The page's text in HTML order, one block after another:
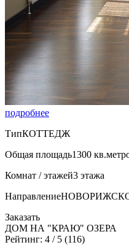
подробнее
ТипКОТТЕДЖ
Общая площадь1300
Комнат / этажей3 этажа
Направление
Заказать
ДОМ НА "КРАЮ" ОЗЕРА
Рейтинг: 4 / 5 (116)